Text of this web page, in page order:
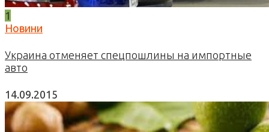
1
Новини
Украина отменяет спецпошлины на импортные
авто
14.09.2015